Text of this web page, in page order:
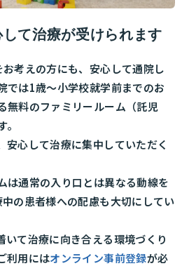
て治療が受けられます
考えの方にも、安心して通院し
では1歳～小学校就学前までのお
無料のファミリールーム（託児
安心して治療に集中していただく
は通常の入り口とは異なる動線を
の患者様への配慮も大切にしてい
いて治療に向き合える環境づくり
利用にはオンライン事前登録が必